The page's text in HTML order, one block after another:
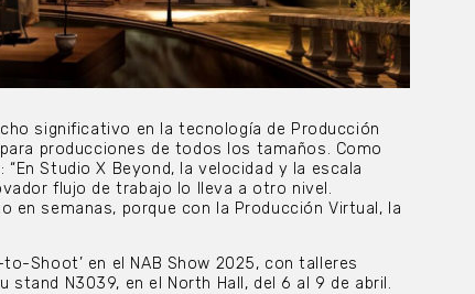
significativo en la tecnología de Producción
producciones de todos los tamaños. Como
Studio X Beyond, la velocidad y la escala
flujo de trabajo lo lleva a otro nivel.
en semanas, porque con la Producción Virtual, la
Shoot’ en el NAB Show 2025, con talleres
N3039, en el North Hall, del 6 al 9 de abril.